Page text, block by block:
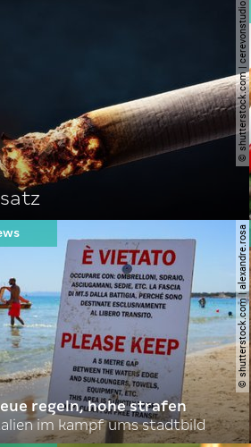
© shutterstock.com | cerevonstudio
© shutterstock.com | alexandre.rosa
regeln, hohe strafen
im kampf ums stadtbild